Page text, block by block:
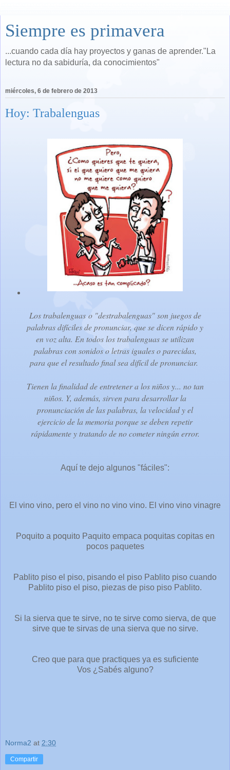
Siempre es primavera
...cuando cada día hay proyectos y ganas de aprender."La
lectura no da sabiduría, da conocimientos"
miércoles, 6 de febrero de 2013
Hoy: Trabalenguas
Los trabalenguas o "destrabalenguas" son juegos de
palabras difíciles de pronunciar, que se dicen rápido y
en voz alta. En todos los trabalenguas se utilizan
palabras con sonidos o letras iguales o parecidas,
para que el resultado final sea difícil de pronunciar.
Tienen la finalidad de entretener a los niños y... no tan
niños. Y, además, sirven para desarrollar la
pronunciación de las palabras, la velocidad y el
ejercicio de la memoria porque se deben repetir
rápidamente y tratando de no cometer ningún error.
Aquí te dejo algunos "fáciles":
El vino vino, pero el vino no vino vino. El vino vino vinagre
Poquito a poquito Paquito empaca poquitas copitas en
pocos paquetes
Pablito piso el piso, pisando el piso Pablito piso cuando
Pablito piso el piso, piezas de piso piso Pablito.
Si la sierva que te sirve, no te sirve como sierva, de que
sirve que te sirvas de una sierva que no sirve.
Creo que para que practiques ya es suficiente
Vos ¿Sabés alguno?
Norma2 at 2:30
Compartir